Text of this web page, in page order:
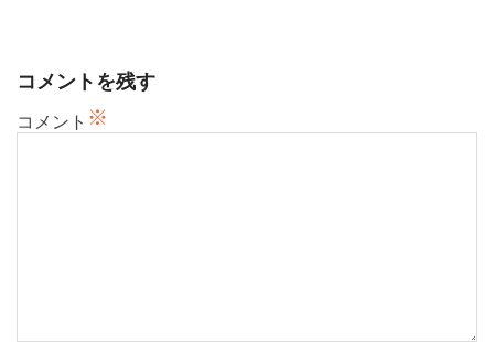
コメントを残す
コメント ※